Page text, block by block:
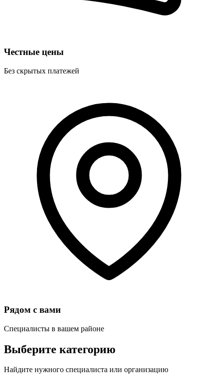
Честные цены
Без скрытых платежей
Рядом с вами
Специалисты в вашем районе
Выберите категорию
Найдите нужного специалиста или организацию